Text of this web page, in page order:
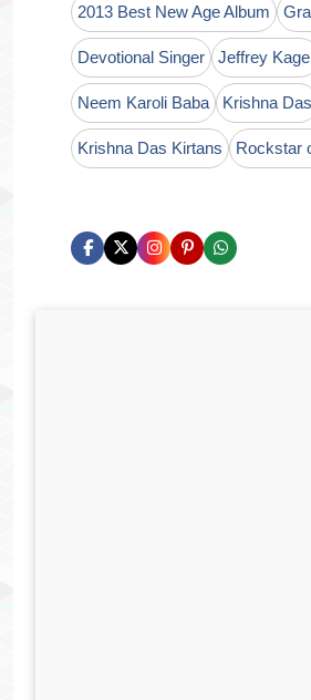
2013 Best New Age Album
Devotional Singer Jeffrey
Neem Karoli Baba Krishna Das
Krishna Das Kirtans Rockstar